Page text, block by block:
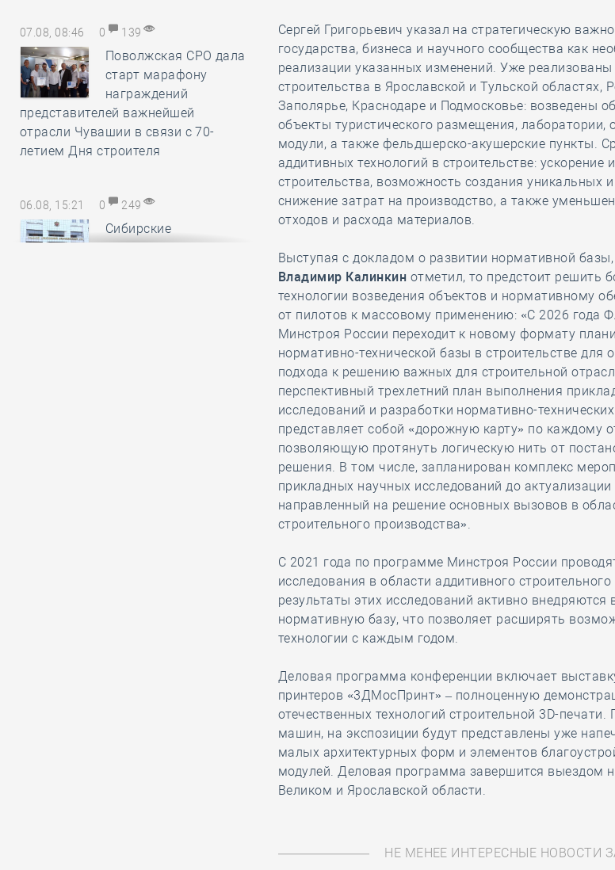
07.08, 08:46 0 139
Поволжская СРО дала
старт марафону
награждений
представителей важнейшей
отрасли Чувашии в связи с 70-
летием Дня строителя
06.08, 15:21 0 249
Сибирские
саморегуляторы
Сергей Григорьевич указал на стратегическую
государства, бизнеса и научного сообщества как
реализации указанных изменений. Уже
строительства в Ярославской и Тульской областях,
Заполярье, Краснодаре и Подмосковье: возведены
объекты туристического размещения,
модули, а также фельдшерско-акушерские пункты.
аддитивных технологий в строительстве: ускорение
строительства, возможность создания уникальных
снижение затрат на производство, а также
отходов и расхода материалов.
Выступая с докладом о развитии нормативной
Владимир Калинкин отметил, то предстоит решить
технологии возведения объектов и нормативному
от пилотов к массовому применению: «C 2026 года
Минстроя России переходит к новому формату
нормативно-технической базы в строительстве для
подхода к решению важных для строительной
перспективный трехлетний план выполнения
исследований и разработки нормативно-
представляет собой «дорожную карту» по каждому
позволяющую протянуть логическую нить от
решения. В том числе, запланирован комплекс
прикладных научных исследований до
направленный на решение основных вызовов в
строительного производства».
С 2021 года по программе Минстроя России
исследования в области аддитивного строительного
результаты этих исследований активно внедряются
нормативную базу, что позволяет расширять
технологии с каждым годом.
Деловая программа конференции включает
принтеров «3ДМосПринт» – полноценную
отечественных технологий строительной 3D-
машин, на экспозиции будут представлены уже
малых архитектурных форм и элементов
модулей. Деловая программа завершится выездом
Великом и Ярославской области.
НЕ МЕНЕЕ ИНТЕРЕСНЫЕ НОВОСТИ